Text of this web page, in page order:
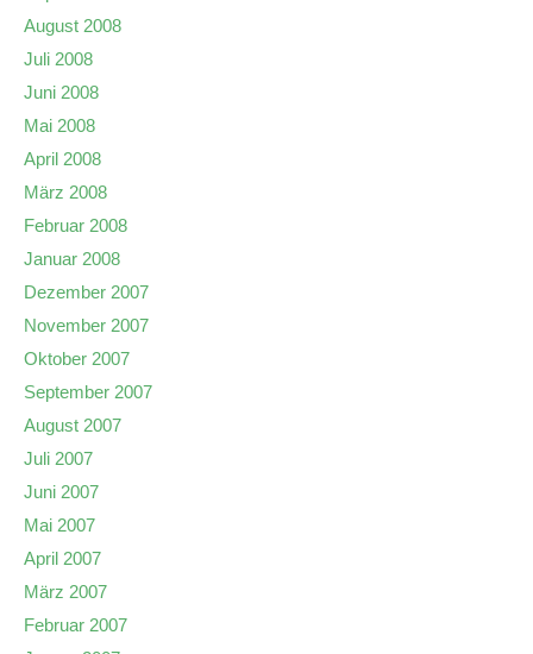
August 2008
Juli 2008
Juni 2008
Mai 2008
April 2008
März 2008
Februar 2008
Januar 2008
Dezember 2007
November 2007
Oktober 2007
September 2007
August 2007
Juli 2007
Juni 2007
Mai 2007
April 2007
März 2007
Februar 2007